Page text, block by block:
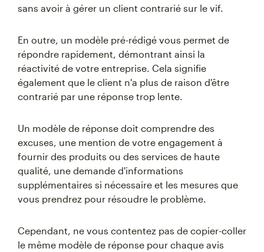
sans avoir à gérer un client contrarié sur le vif.
En outre, un modèle pré-rédigé vous permet de
répondre rapidement, démontrant ainsi la
réactivité de votre entreprise. Cela signifie
également que le client n'a plus de raison d'être
contrarié par une réponse trop lente.
Un modèle de réponse doit comprendre des
excuses, une mention de votre engagement à
fournir des produits ou des services de haute
qualité, une demande d'informations
supplémentaires si nécessaire et les mesures que
vous prendrez pour résoudre le problème.
Cependant, ne vous contentez pas de copier-coller
le même modèle de réponse pour chaque avis